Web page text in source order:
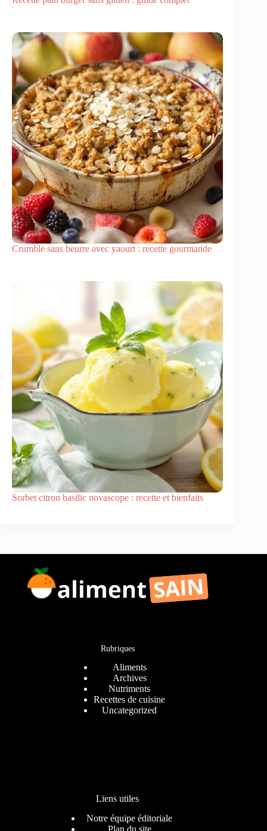
Crumble sans beurre avec yaourt : recette gourmande
Sorbet citron basilic novascope : recette et bienfaits
Rubriques
Aliments
Archives
Nutriments
Recettes de cuisine
Uncategorized
Liens utiles
Notre équipe éditoriale